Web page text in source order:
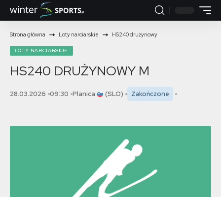
Strona główna Loty narciarskie HS240 drużynowy
LOTY NARCIARSKIE
HS240 DRUŻYNOWY M
28.03.2026 09:30 Planica (SLO) Zakończone